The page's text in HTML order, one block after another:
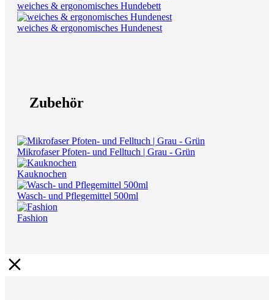
weiches & ergonomisches Hundebett
weiches & ergonomisches Hundenest
Zubehör
Mikrofaser Pfoten- und Felltuch | Grau - Grün
Kauknochen
Wasch- und Pflegemittel 500ml
Fashion